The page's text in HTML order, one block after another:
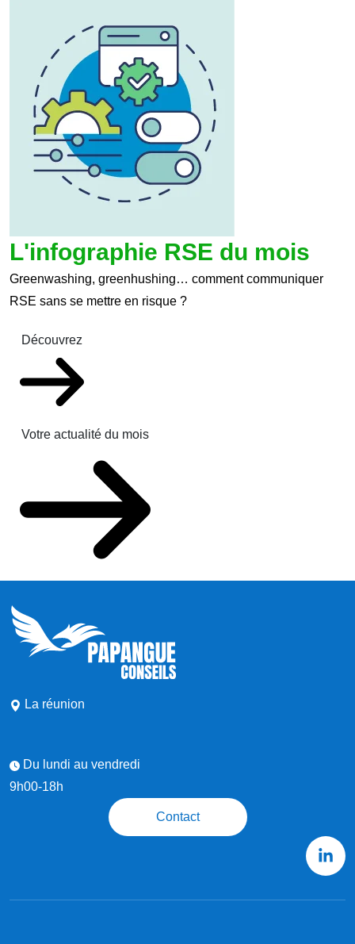
L'infographie RSE du mois
Greenwashing, greenhushing… comment communiquer
RSE sans se mettre en risque ?
Découvrez
Votre actualité du mois
La réunion
Du lundi au vendredi
9h00-18h
Contact